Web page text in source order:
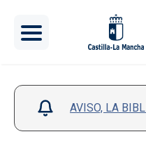
AVISO, LA